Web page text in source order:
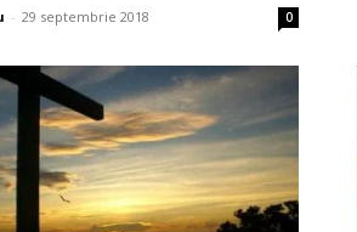
- 29 septembrie 2018 0